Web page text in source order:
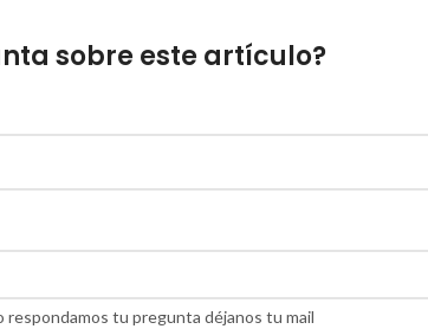
sobre este artículo?
tu pregunta déjanos tu mail